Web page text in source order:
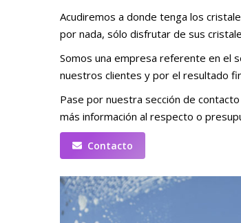
Acudiremos a donde tenga los
por nada, sólo disfrutar de sus
Somos una empresa referente en el
nuestros clientes y por el resultado
Pase por nuestra sección de
más información al respecto o
Contacto